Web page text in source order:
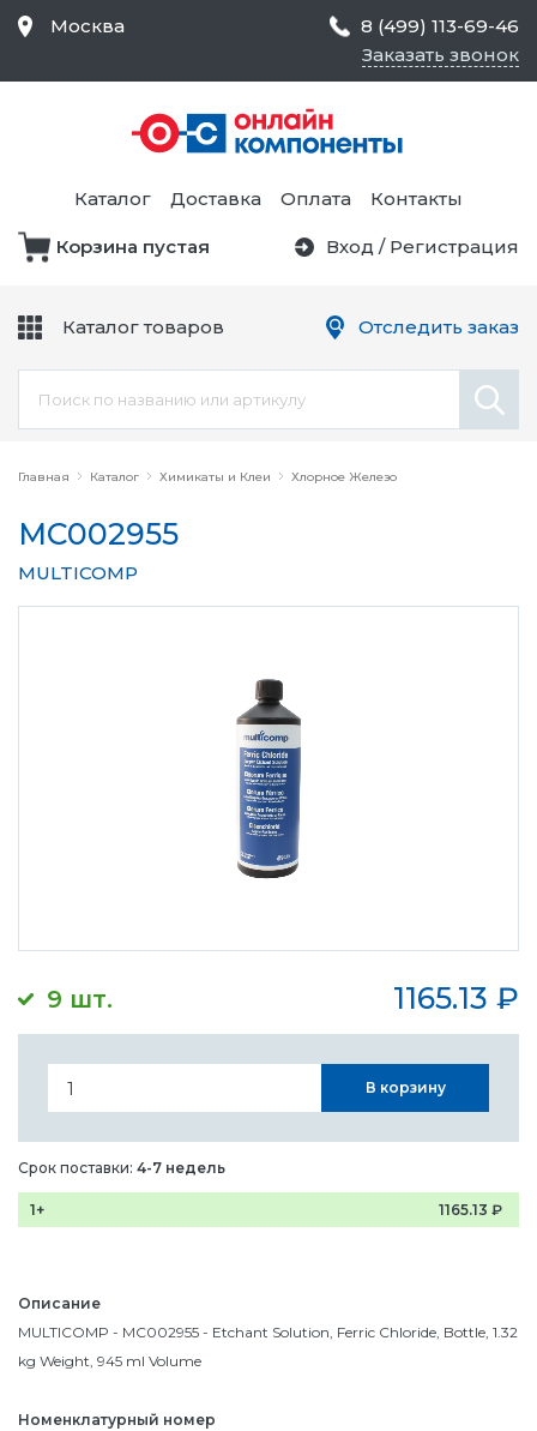
Главная Каталог Химикаты и Клеи Хлорное Железо
MC002955
MULTICOMP
9 шт. 1165.13 ₽
Описание
MULTICOMP - MC002955 - Etchant Solution, Ferric Chloride, Bottle, 1.32
kg Weight, 945 ml Volume
Номенклатурный номер
В корзину
Срок поставки: 4-7 недель
1+ 1165.13 ₽
Москва
8 (499) 113-69-46
Заказать звонок
Каталог Доставка Оплата Контакты
Корзина пустая Вход / Регистрация
Каталог товаров
Средства Контроля
Статического
Электричества и
Безопасности,
Товары для Чистых
Цепи
Оборудование
Отследить заказ